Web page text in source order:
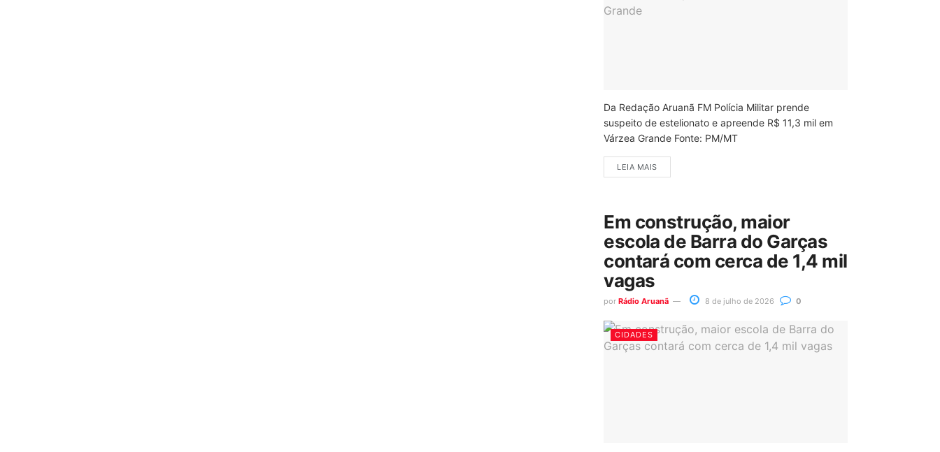
Da Redação Aruanã FM Polícia Militar prende
suspeito de estelionato e apreende R$ 11,3 mil em
Várzea Grande Fonte: PM/MT
LEIA MAIS
Em construção, maior
escola de Barra do Garças
contará com cerca de 1,4 mil
vagas
por Rádio Aruanã 8 de julho de 2026 0
CIDADES